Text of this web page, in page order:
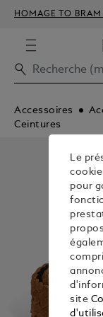
HOMAGE TO BRAM
Accessoires
Ceintures
Le
pour
site